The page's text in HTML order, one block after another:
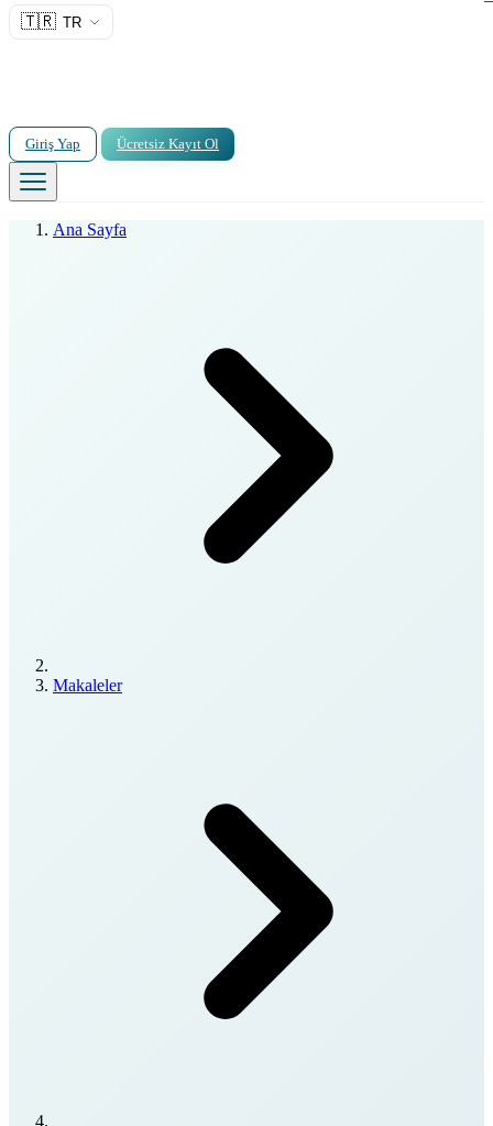
🇹🇷 TR
Giriş Yap Ücretsiz Kayıt Ol
Ana Sayfa
Makaleler